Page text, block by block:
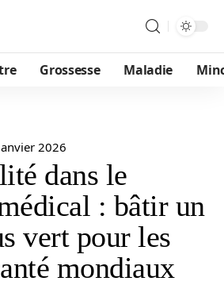
Grossesse Maladie
2026
dans le
: bâtir un
vert pour les
mondiaux